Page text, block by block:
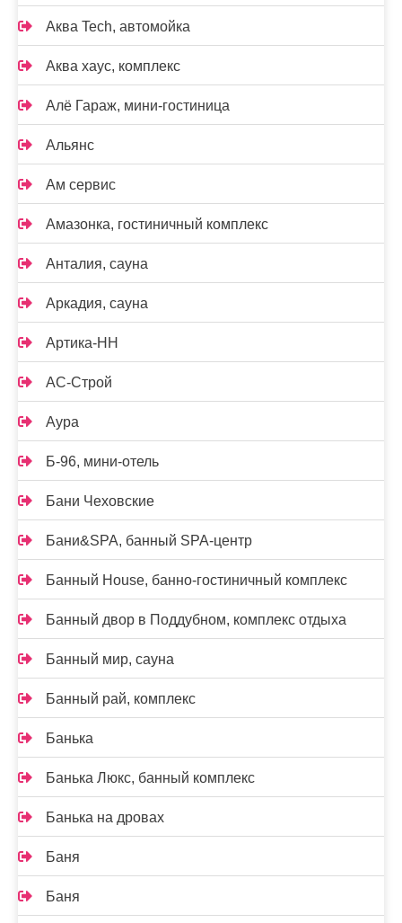
Аква Tech, автомойка
Аква хаус, комплекс
Алё Гараж, мини-гостиница
Альянс
Ам сервис
Амазонка, гостиничный комплекс
Анталия, сауна
Аркадия, сауна
Артика-НН
АС-Строй
Аура
Б-96, мини-отель
Бани Чеховские
Бани&SPA, банный SPA-центр
Банный House, банно-гостиничный комплекс
Банный двор в Поддубном, комплекс отдыха
Банный мир, сауна
Банный рай, комплекс
Банька
Банька Люкс, банный комплекс
Банька на дровах
Баня
Баня